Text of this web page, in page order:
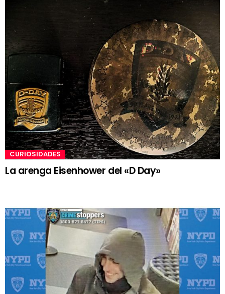
CURIOSIDADES
La arenga Eisenhower del «D Day»